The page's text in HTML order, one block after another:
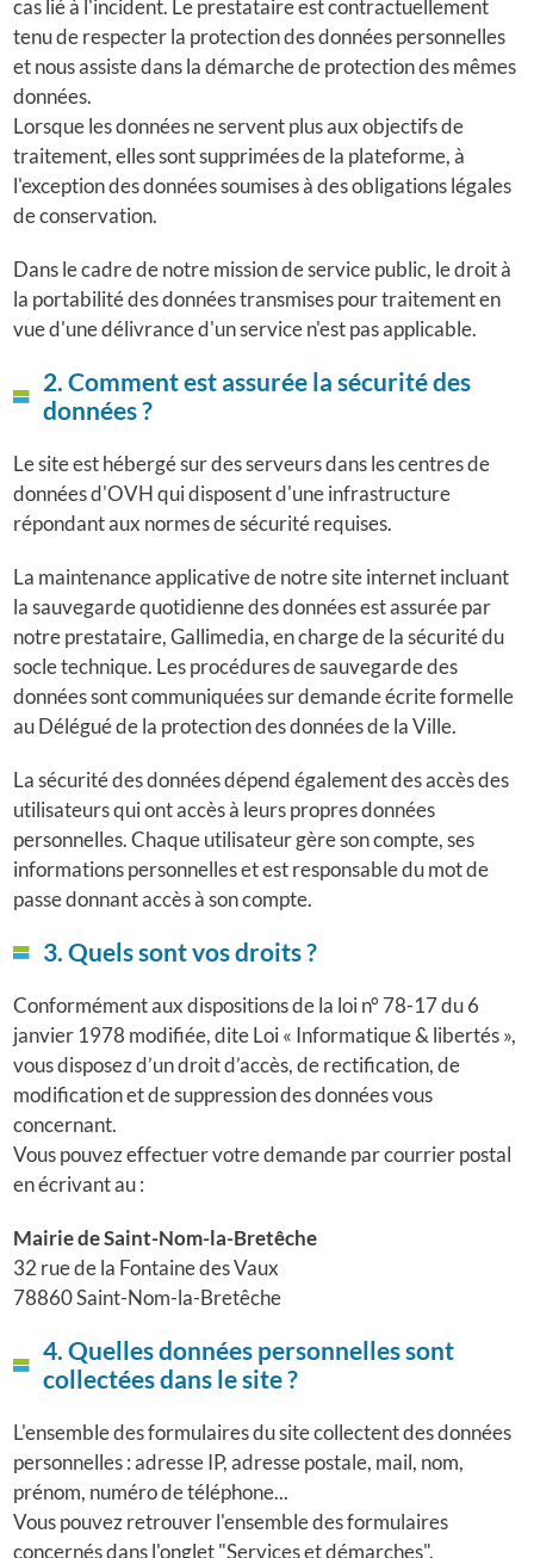
cas lié à l'incident. Le prestataire est contractuellement
tenu de respecter la protection des données personnelles
et nous assiste dans la démarche de protection des mêmes
données.
Lorsque les données ne servent plus aux objectifs de
traitement, elles sont supprimées de la plateforme, à
l'exception des données soumises à des obligations légales
de conservation.
Dans le cadre de notre mission de service public, le droit à
la portabilité des données transmises pour traitement en
vue d'une délivrance d'un service n'est pas applicable.
2. Comment est assurée la sécurité des
données ?
Le site est hébergé sur des serveurs dans les centres de
données d'OVH qui disposent d'une infrastructure
répondant aux normes de sécurité requises.
La maintenance applicative de notre site internet incluant
la sauvegarde quotidienne des données est assurée par
notre prestataire, Gallimedia, en charge de la sécurité du
socle technique. Les procédures de sauvegarde des
données sont communiquées sur demande écrite formelle
au Délégué de la protection des données de la Ville.
La sécurité des données dépend également des accès des
utilisateurs qui ont accès à leurs propres données
personnelles. Chaque utilisateur gère son compte, ses
informations personnelles et est responsable du mot de
passe donnant accès à son compte.
3. Quels sont vos droits ?
Conformément aux dispositions de la loi n° 78-17 du 6
janvier 1978 modifiée, dite Loi « Informatique & libertés »,
vous disposez d’un droit d’accès, de rectification, de
modification et de suppression des données vous
concernant.
Vous pouvez effectuer votre demande par courrier postal
en écrivant au :
Mairie de Saint-Nom-la-Bretêche
32 rue de la Fontaine des Vaux
78860 Saint-Nom-la-Bretêche
4. Quelles données personnelles sont
collectées dans le site ?
L'ensemble des formulaires du site collectent des données
personnelles : adresse IP, adresse postale, mail, nom,
prénom, numéro de téléphone...
Vous pouvez retrouver l'ensemble des formulaires
concernés dans l'onglet "Services et démarches".